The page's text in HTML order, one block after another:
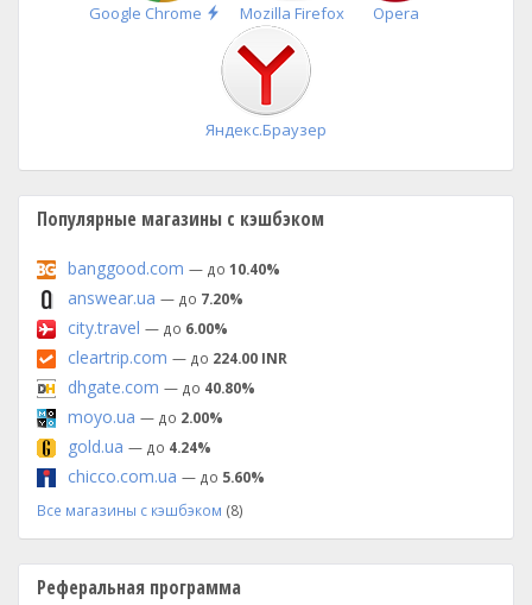
Google Chrome
Быстрая
установка
Mozilla Firefox Opera
Яндекс.Браузер
Популярные магазины с кэшбэком
banggood.com — до 10.40%
answear.ua — до 7.20%
city.travel — до 6.00%
cleartrip.com — до 224.00 INR
dhgate.com — до 40.80%
moyo.ua — до 2.00%
gold.ua — до 4.24%
chicco.com.ua — до 5.60%
Все магазины с кэшбэком (8)
Реферальная программа